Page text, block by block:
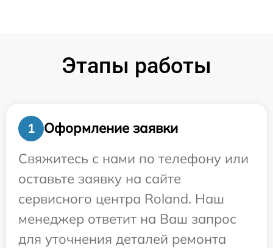
Этапы работы
1
Оформление заявки
Свяжитесь с нами по телефону или
оставьте заявку на сайте
сервисного центра Roland. Наш
менеджер ответит на Ваш запрос
для уточнения деталей ремонта